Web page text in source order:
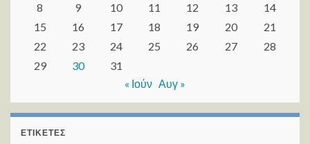
8
9 10 11 12 13
14
15
16 17 18 19 20
21
22
23 24 25 26 27
28
29
30
31
« Ιούν Αυγ »
ΕΤΙΚΈΤΕΣ